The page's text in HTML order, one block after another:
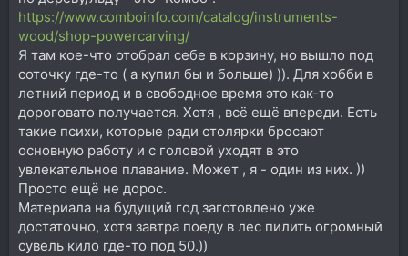
https://www.comboinfo.com/catalog/instruments-
wood/shop-powercarving/
Я там кое-что отобрал себе в корзину, но вышло под
соточку где-то ( а купил бы и больше) )). Для хобби в
летний период и в свободное время это как-то
дороговато получается. Хотя , всё ещё впереди. Есть
такие психи, которые ради столярки бросают
основную работу и с головой уходят в это
увлекательное плавание. Может , я - один из них. ))
Просто ещё не дорос.
Материала на будущий год заготовлено уже
достаточно, хотя завтра поеду в лес пилить огромный
сувель кило где-то под 50.))